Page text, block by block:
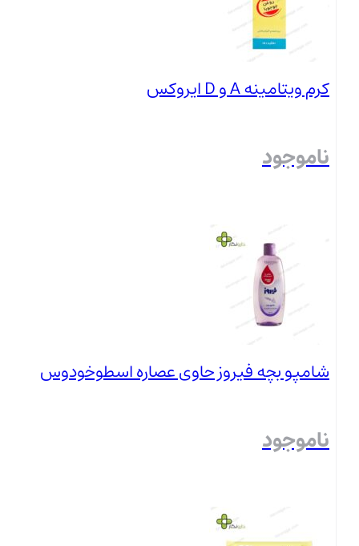
کرم ویتامینه A و D ایروکس
ناموجود
شامپو بچه فیروز حاوی عصاره اسطوخودوس
ناموجود